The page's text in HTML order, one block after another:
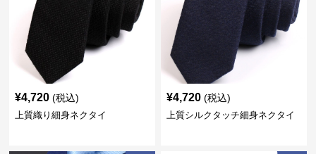
¥4,720 (税込)
上質織り細身ネクタイ
¥4,720 (税込)
上質シルクタッチ細身ネクタイ